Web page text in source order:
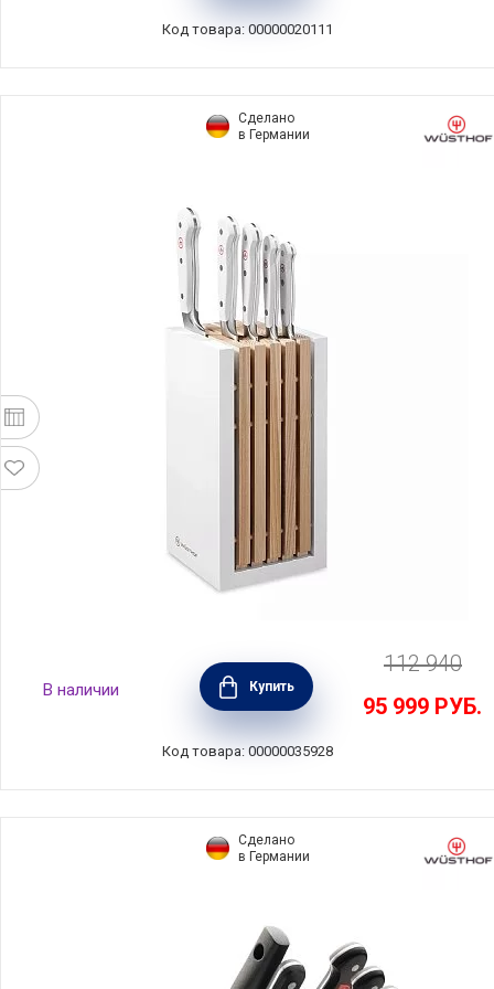
Код товара: 00000020111
Сделано
в Германии
Набор из 5 кухонных ножей в подставке
White Classic, Wusthof, Германия,
1090270502
В наличии Купить
112 940
95 999 РУБ.
Код товара: 00000035928
Сделано
в Германии